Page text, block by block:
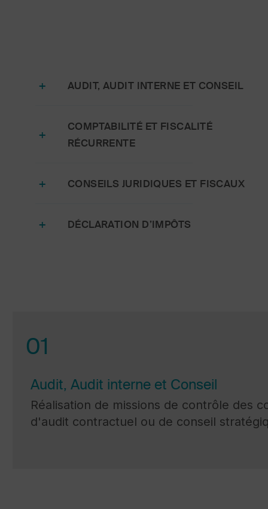
AUDIT, AUDIT INTERNE ET CONSEIL
COMPTABILITÉ ET FISCALITÉ
RÉCURRENTE
CONSEILS JURIDIQUES ET FISCAUX
DÉCLARATION D’IMPÔTS
01
Audit, Audit interne et Conseil
Réalisation de missions de contrôle des
d'audit contractuel ou de conseil